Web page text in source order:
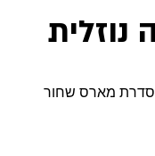
נוזלית
מסדרת מארס שחור